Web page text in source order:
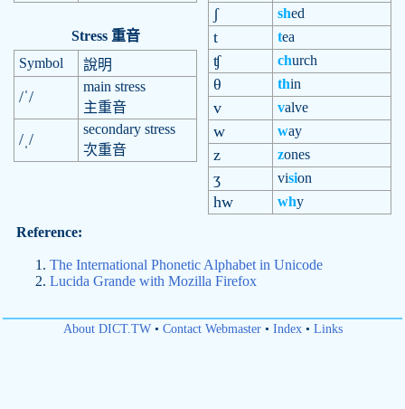
Stress 重音
Symbol
說明
/ˈ/
main stress
主重音
/ˌ/
secondary stress
次重音
ʃ shed
t tea
ʧ church
θ thin
v valve
w way
z zones
ʒ vision
hw why
Reference:
The International Phonetic Alphabet in Unicode
Lucida Grande with Mozilla Firefox
About DICT.TW• Contact Webmaster• Index• Links